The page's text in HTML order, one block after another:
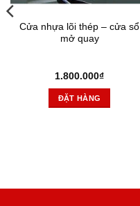
Cửa nhựa lõi thép – cửa sổ
mở quay
1.800.000₫
ĐẶT HÀNG